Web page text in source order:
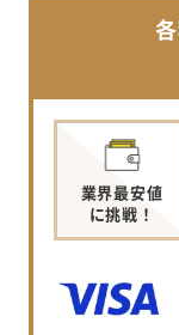
業界最安値
に挑戦！